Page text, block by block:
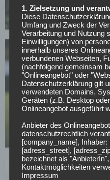
Hindernis steht dem
01.05.2026
BUNDESLIGA
Wer kann sich am
Abstiegskampf retten?
01.05.2026
1. Zielsetzung und
Diese
Umfang und Zweck der
Verarbeitung und Nutzung
Einwilligungen) von
innerhalb unseres
verbundenen Webseiten,
(nachfolgend gemeinsam
"Onlineangebot" oder
Datenschutzerklärung gilt
verwendeten Domains,
Geräten (z.B. Desktop
Onlineangebot ausgeführt
Anbieter des
datenschutzrechtlich
[company_name], Inhaber:
[adress_street],
bezeichnet als
Kontaktmöglichkeiten
Impressum